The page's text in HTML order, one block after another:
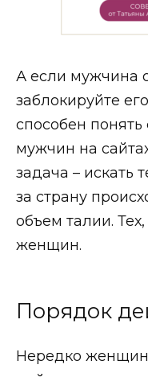
А если мужчина
заблокируйте
способен понять
мужчин на
задача – искать
за страну
объем талии.
женщин.
Порядок
Нередко